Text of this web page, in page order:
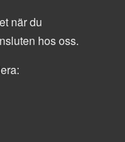
när du
hos oss.